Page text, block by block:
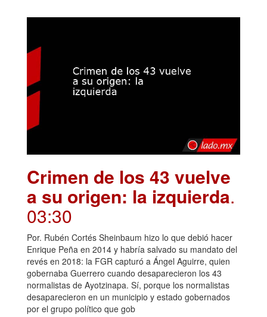
Crimen de los 43 vuelve
a su origen: la izquierda.
03:30
Por. Rubén Cortés Sheinbaum hizo lo que debió hacer
Enrique Peña en 2014 y habría salvado su mandato del
revés en 2018: la FGR capturó a Ángel Aguirre, quien
gobernaba Guerrero cuando desaparecieron los 43
normalistas de Ayotzinapa. Sí, porque los normalistas
desaparecieron en un municipio y estado gobernados
por el grupo político que gob